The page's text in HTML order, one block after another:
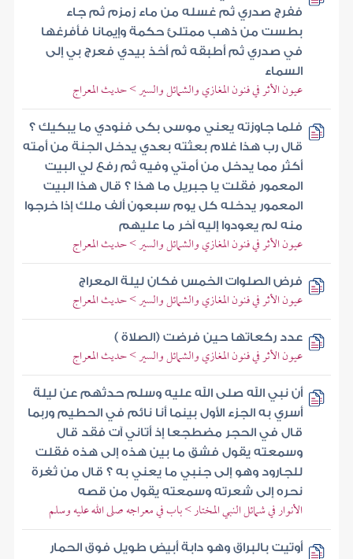
ففرج صدري ثم غسله من ماء زمزم ثم جاء
بطست من ذهب ممتلئ حكمة وإيمانا فأفرغها
في صدري ثم أطبقه ثم أخذ بيدي فعرج بي إلى
السماء
عيون الأثر في فنون المغازي والشمائل والسير > حديث المعراج
فلما جاوزته يعني موسى بكى فنودي ما يبكيك ؟
قال رب هذا غلام بعثته بعدي يدخل الجنة من أمته
أكثر مما يدخل من أمتي وفيه ثم رفع لي البيت
المعمور فقلت يا جبريل ما هذا ؟ قال هذا البيت
المعمور يدخله كل يوم سبعون ألف ملك إذا خرجوا
منه لم يعودوا إليه آخر ما عليهم
عيون الأثر في فنون المغازي والشمائل والسير > حديث المعراج
فرض الصلوات الخمس فكان ليلة المعراج
عيون الأثر في فنون المغازي والشمائل والسير > حديث المعراج
عدد ركعاتها حين فرضت (الصلاة )
عيون الأثر في فنون المغازي والشمائل والسير > حديث المعراج
أن نبي الله صلى الله عليه وسلم حدثهم عن ليلة
أسري به الجزء الأول بينما أنا نائم في الحطيم وربما
قال في الحجر مضطجعا إذ أتاني آت فقد قال
وسمعته يقول فشق ما بين هذه إلى هذه فقلت
للجارود وهو إلى جنبي ما يعني به ؟ قال من ثغرة
نحره إلى شعرته وسمعته يقول من قصه
الأنوار في شمائل النبي المختار > باب في معراجه صلى الله عليه وسلم
أوتيت بالبراق وهو دابة أبيض طويل فوق الحمار